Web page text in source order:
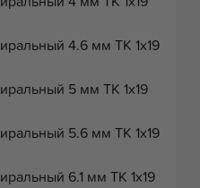
4.6 мм ТК 1х19
5 мм ТК 1х19
5.6 мм ТК 1х19
6.1 мм ТК 1х19